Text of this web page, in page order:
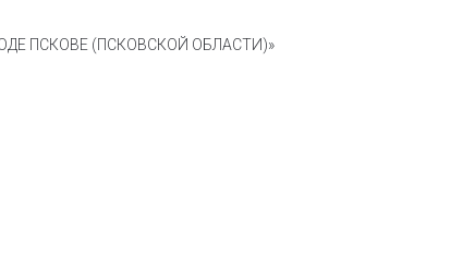
ПСКОВЕ (ПСКОВСКОЙ ОБЛАСТИ)»